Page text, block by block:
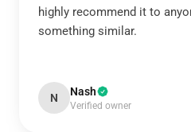
highly recommend it to
something similar.
N Nash
Verified owner